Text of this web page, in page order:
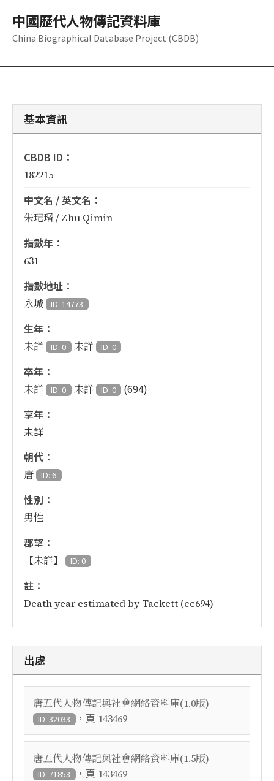
中國歷代人物傳記資料庫
China Biographical Database Project (CBDB)
基本資訊
CBDB ID：
182215
中文名 / 英文名：
朱玘瑉 / Zhu Qimin
指數年：
631
指數地址：
永城 ID: 14773
生年：
未詳 ID: 0 未詳 ID: 0
卒年：
未詳 ID: 0 未詳 ID: 0
(694)
享年：
未詳
朝代：
唐 ID: 6
性別：
男性
郡望：
【未詳】 ID: 0
註：
Death year estimated by Tackett (cc694)
出處
唐五代人物傳記與社會網絡資料庫(1.0版)
ID: 32033 ，頁 143469
唐五代人物傳記與社會網絡資料庫(1.5版)
ID: 71853 ，頁 143469